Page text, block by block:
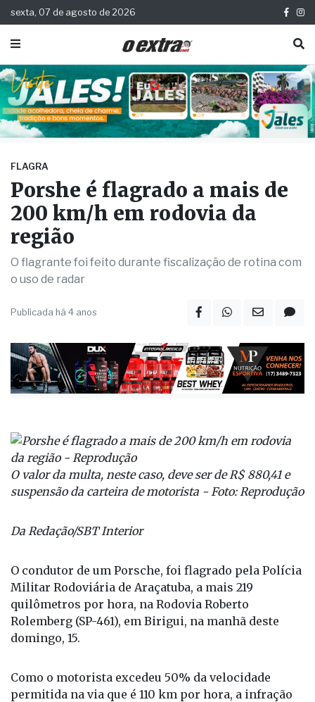
sexta, 07 de agosto de 2026
FLAGRA
Porshe é flagrado a mais de
200 km/h em rodovia da
região
O flagrante foi feito durante fiscalização de rotina com
o uso de radar
Publicada há 4 anos
O valor da multa, neste caso, deve ser de R$ 880,41 e
suspensão da carteira de motorista - Foto: Reprodução
Da Redação/SBT Interior
O condutor de um Porsche, foi flagrado pela Polícia
Militar Rodoviária de Araçatuba, a mais 219
quilômetros por hora, na Rodovia Roberto
Rolemberg (SP-461), em Birigui, na manhã deste
domingo, 15.
Como o motorista excedeu 50% da velocidade
permitida na via que é 110 km por hora, a infração